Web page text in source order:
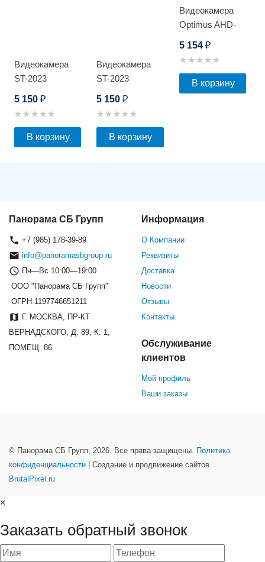
Видеокамера
ST-2023
5 150 ₽
В корзину
Видеокамера
ST-2023
5 150₽
В корзину
Видеокамера
Optimus AHD-
5 154 ₽
В корзину
Панорама СБ Групп
+7 (985) 178-39-89
info@panoramasbgroup.ru
Пн—Вс 10:00—19:00
ООО "Панорама СБ Групп"
ОГРН 1197746651211
Г. МОСКВА, ПР-КТ
ВЕРНАДСКОГО, Д. 89, К. 1,
ПОМЕЩ. 86
Информация
О Компании
Реквизиты
Доставка
Новости
Отзывы
Контакты
Обслуживание
клиентов
Мой профиль
Ваши заказы
© Панорама СБ Групп, 2026. Все права защищены.
Политика
конфиденциальности | Создание и продвижение сайтов
BrutalPixel.ru
×
Заказать обратный звонок